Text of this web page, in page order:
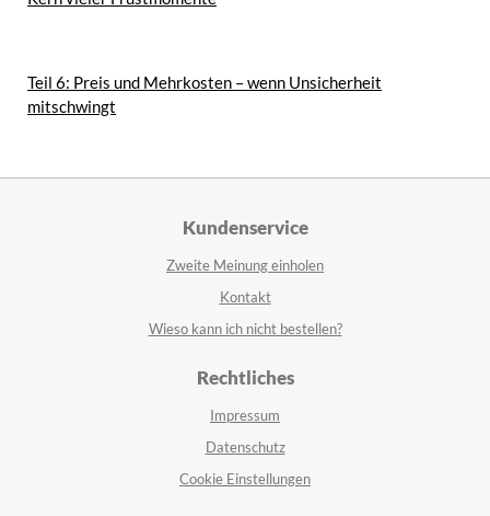
Teil 6: Preis und Mehrkosten – wenn Unsicherheit
mitschwingt
Kundenservice
Zweite Meinung einholen
Kontakt
Wieso kann ich nicht bestellen?
Rechtliches
Impressum
Datenschutz
Cookie Einstellungen